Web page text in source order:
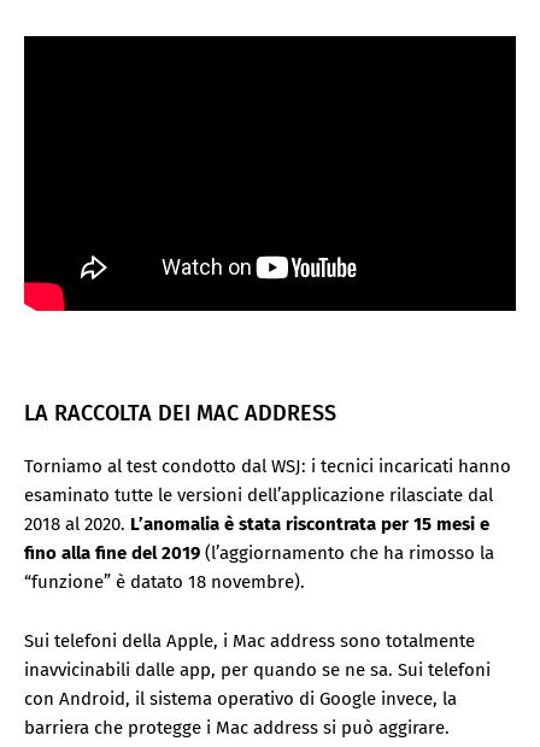
LA RACCOLTA DEI MAC ADDRESS
Torniamo al test condotto dal WSJ: i tecnici incaricati hanno
esaminato tutte le versioni dell’applicazione rilasciate dal
2018 al 2020. L’anomalia è stata riscontrata per 15 mesi e
fino alla fine del 2019 (l’aggiornamento che ha rimosso la
“funzione” è datato 18 novembre).
Sui telefoni della Apple, i Mac address sono totalmente
inavvicinabili dalle app, per quando se ne sa. Sui telefoni
con Android, il sistema operativo di Google invece, la
barriera che protegge i Mac address si può aggirare.